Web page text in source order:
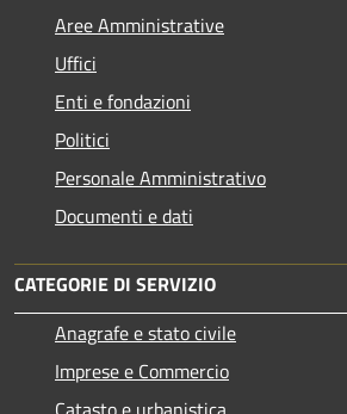
Aree Amministrative
Uffici
Enti e fondazioni
Politici
Personale Amministrativo
Documenti e dati
CATEGORIE DI SERVIZIO
Anagrafe e stato civile
Imprese e Commercio